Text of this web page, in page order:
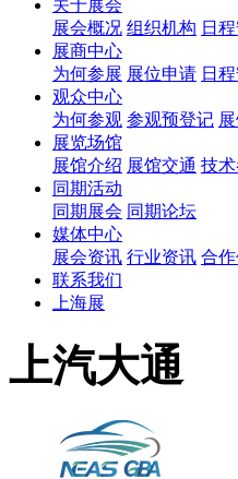
关于展会
展会概况 组织机构 日
展商中心
为何参展 展位申请 日
观众中心
为何参观 参观预登记
展览场馆
展馆介绍 展馆交通 技
同期活动
同期展会 同期论坛
媒体中心
展会资讯 行业资讯 合
联系我们
上海展
上汽大通